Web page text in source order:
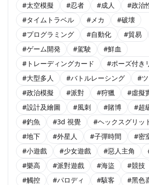
#太空模擬
#忍者 #成人 #政治
#タイムトラベル
#メカ
#破壊
#プログラミング
#自動化 #貿易
#ゲーム開発
#駕駛
#鮮血
#トレーディングカード
#ポーズ付き
#大型多人
#バトルレーシング
#
#政治模擬
#派對 #狩獵
#虛擬
#設計及繪圖
#風刺 #賭博
#超
#釣魚
#3d 視覺 #ヘックスグリッ
#地下
#外星人 #子彈時間
#密
#小遊戲
#少女遊戲 #惡人主角
#樂高
#派對遊戲 #海盜 #競技
#觸控
#パロディ #駭客 #黑色